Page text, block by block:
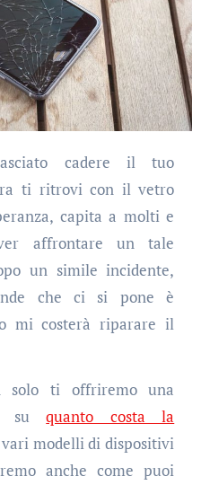
ti ritrovi con il vetro
capita a molti e
affrontare un tale
un simile incidente,
che ci si pone è
mi costerà riparare il
solo ti offriremo una
suquanto costa la
modelli di dispositivi
anche come puoi